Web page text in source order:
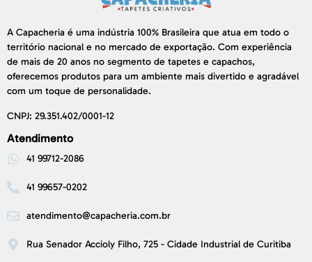
A Capacheria é uma indústria 100% Brasileira que atua em todo o
território nacional e no mercado de exportação. Com experiência
de mais de 20 anos no segmento de tapetes e capachos,
oferecemos produtos para um ambiente mais divertido e agradável
com um toque de personalidade.
CNPJ: 29.351.402/0001-12
Atendimento
41 99712-2086
41 99657-0202
atendimento@capacheria.com.br
Rua Senador Accioly Filho, 725 - Cidade Industrial de Curitiba